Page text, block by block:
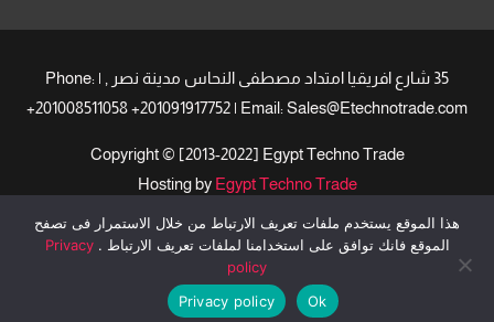
35 شارع افريقيا امتداد مصطفى النحاس مدينة نصر , | Phone:
+201008511058 +201091917752 | Email: Sales@Etechnotrade.com
Copyright © [2013-2022] Egypt Techno Trade
Hosting by Egypt Techno Trade
بصمة للمكاتب الإدارية اكسس كنترول للمصانع وأنظمة ZKTeco في مصر
هذا الموقع يستخدم ملفات تعريف الارتباط من خلال الاستمرار فى تصفح
الموقع فانك توافق على استخدامنا لملفات تعريف الارتباط .Privacy
policy
Ok
Privacy policy
Optimized by Seraphinite Accelerator
Turns on site high speed to be attractive for people and search engines.